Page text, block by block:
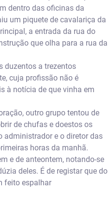
dentro das oficinas da
um piquete de cavalariça da
a entrada da rua do
que olha para a rua da
duzentos a trezentos
cuja profissão não é
à notícia de que vinha em
outro grupo tentou de
de chufas e doestos os
administrador e o diretor das
horas da manhã.
e de anteontem, notando-se
deles. É de registar que do
feito espalhar